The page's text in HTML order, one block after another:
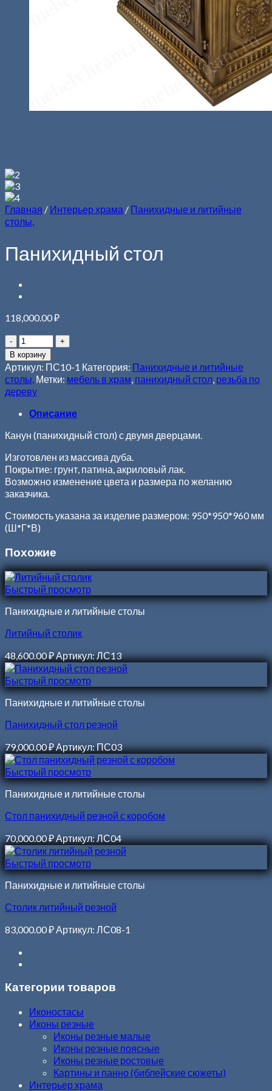
Главная / Интерьер храма / Панихидные и литийные
столы,
Панихидный стол
118,000.00₽
В корзину
Артикул: ПС10-1 Категория: Панихидные и литийные
столы, Метки: мебель в храм, панихидный стол, резьба по
дереву
Описание
Канун (панихидный стол) с двумя дверцами.
Изготовлен из массива дуба.
Покрытие: грунт, патина, акриловый лак.
Возможно изменение цвета и размера по желанию
заказчика.
Стоимость указана за изделие размером: 950*950*960 мм
(Ш*Г*В)
Похожие
Быстрый просмотр
Панихидные и литийные столы
Литийный столик
48,600.00₽Артикул: ЛС13
Быстрый просмотр
Панихидные и литийные столы
Панихидный стол резной
79,000.00₽Артикул: ПС03
Быстрый просмотр
Панихидные и литийные столы
Стол панихидный резной с коробом
70,000.00₽Артикул: ЛС04
Быстрый просмотр
Панихидные и литийные столы
Столик литийный резной
83,000.00₽ Артикул: ЛС08-1
Категории товаров
Иконостасы
Иконы резные
Иконы резные малые
Иконы резные поясные
Иконы резные ростовые
Картины и панно (библейские сюжеты)
Интерьер храма